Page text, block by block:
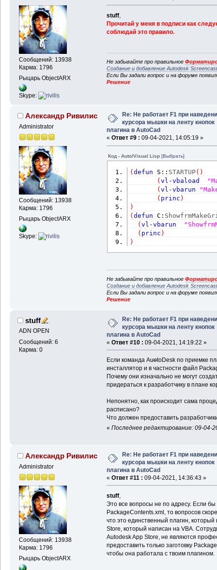
Сообщений: 13938
Карма: 1796
Рыцарь ObjectARX
Skype:
stuff,
Прочитай у меня в подписи как
соблюдай это правило.
Не забывайте про правильное
Создание и добавление Autodesk
Если Вы задали вопрос и на форуме
Решение
Александр Ривилис
Administrator
Сообщений: 13938
Карма: 1796
Рыцарь ObjectARX
Skype:
Re: Не работает F1 при
курсора мышки на ленту кнопок
плагина в AutoCad
« Ответ #9 : 09-04-2021, 14:05:19 »
Код - Auto/Visual Lisp [Выбрать]
(defun S:: STARTUP( )
(vl-vbaload
(vl-vbarun
( princ )
)
(defun C:
(vl-vbarun
( princ )
)
Не забывайте про правильное
Создание и добавление Autodesk
Если Вы задали вопрос и на форуме
Решение
stuff
ADN OPEN
Сообщений: 6
Карма: 0
Re: Не работает F1 при
курсора мышки на ленту кнопок
плагина в AutoCad
« Ответ #10 : 09-04-2021, 14:19:22 »
Если команда AuotoDesk по приемке
инсталлятор и в частности файл
Почему они изначально не могут
придераться к разработчику в плане
Непонятно, как происходит сама
расписано?
Что должен предоставить
« Последнее редактирование: 09-04-
Александр Ривилис
Administrator
Сообщений: 13938
Карма: 1796
Рыцарь ObjectARX
Re: Не работает F1 при
курсора мышки на ленту кнопок
плагина в AutoCad
« Ответ #11 : 09-04-2021, 14:36:43 »
stuff,
Это все вопросы не по адресу. Если
PackageContents.xml, то вопросов
что это единственный плагин,
Store, который написан на VBA.
Autodesk App Store, не являются
предоставить только заготовку
чтобы она работала с твоим плагином.